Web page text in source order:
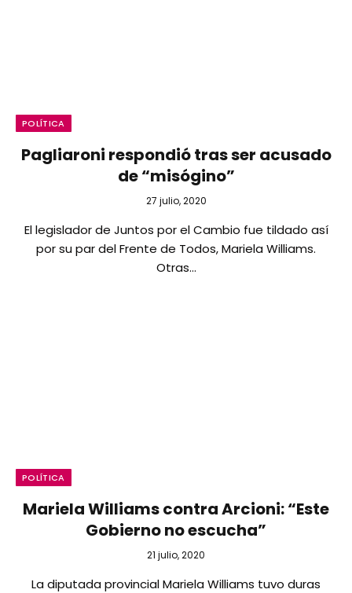
POLÍTICA
Pagliaroni respondió tras ser acusado
de “misógino”
27 julio, 2020
El legislador de Juntos por el Cambio fue tildado así
por su par del Frente de Todos, Mariela Williams.
Otras…
POLÍTICA
Mariela Williams contra Arcioni: “Este
Gobierno no escucha”
21 julio, 2020
La diputada provincial Mariela Williams tuvo duras